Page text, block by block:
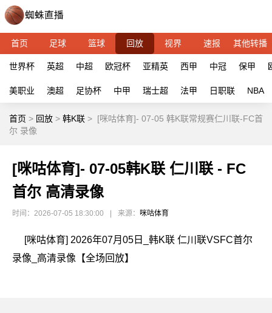
首页 足球 篮球 回放 视界 速报 其他转播
世界杯 英超 中超 欧冠杯 亚精英 西甲 中冠 保甲
美职业 澳超 足协杯 中甲 瑞士超 法甲 日职联 NBA
首页 > 回放 > 韩K联 > [咪咕体育]- 07-05 韩K联常规赛仁川联-FC首
尔 录像
[咪咕体育]- 07-05韩K联 仁川联 - FC
首尔 高清录像
时间：2026-07-05 18:30:00 来源： 咪咕体育
[咪咕体育] 2026年07月05日_韩K联 仁川联VSFC首尔
录像_高清录像【全场回放】